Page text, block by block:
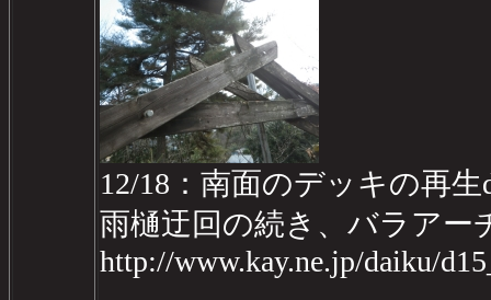
12/18：南面のデッキの再生
雨樋迂回の続き、バラアー
http://www.kay.ne.jp/daiku/